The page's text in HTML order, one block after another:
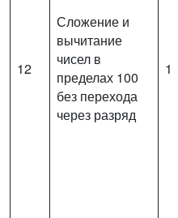
12
Сложение и
вычитание
чисел в
пределах 100
без перехода
через разряд
1